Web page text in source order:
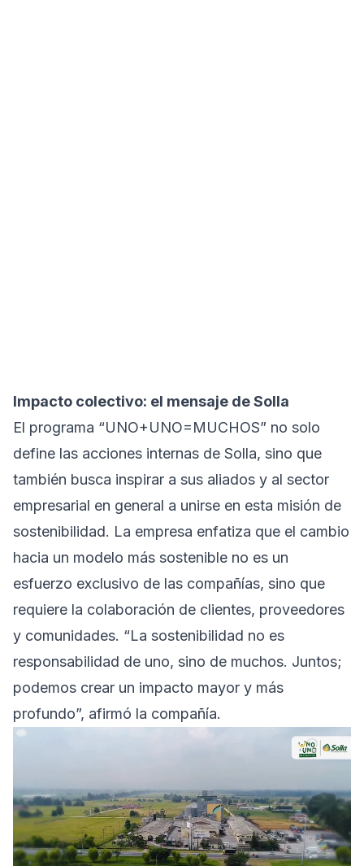
Impacto colectivo: el mensaje de Solla
El programa “UNO+UNO=MUCHOS” no solo
define las acciones internas de Solla, sino que
también busca inspirar a sus aliados y al sector
empresarial en general a unirse en esta misión de
sostenibilidad. La empresa enfatiza que el cambio
hacia un modelo más sostenible no es un
esfuerzo exclusivo de las compañías, sino que
requiere la colaboración de clientes, proveedores
y comunidades. “La sostenibilidad no es
responsabilidad de uno, sino de muchos. Juntos;
podemos crear un impacto mayor y más
profundo”, afirmó la compañía.